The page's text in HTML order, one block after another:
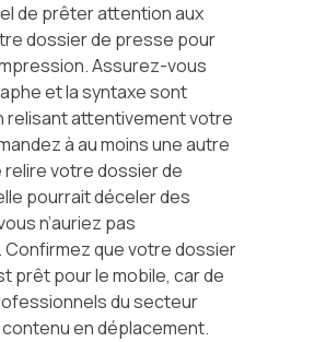
de prêter attention aux
dossier de presse pour
Assurez-vous
et la syntaxe sont
relisant attentivement votre
à au moins une autre
votre dossier de
pourrait déceler des
n’auriez pas
Confirmez que votre dossier
prêt pour le mobile, car de
du secteur
en déplacement.